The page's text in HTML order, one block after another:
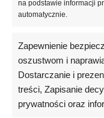
na podstawie informacji
automatycznie.
Zapewnienie
oszustwom i
Dostarczanie i
treści, Zapisanie
prywatności oraz
podczas wykonywania
zapewniając trwały
Pojemność 8 ml to
salonowej oraz do użytku
poszukującym ciepłego
wysokiej jakości i